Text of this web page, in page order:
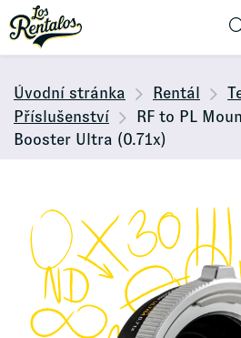
Úvodní stránka Rentál
Příslušenství
RF to PL
Booster Ultra (0.71x)